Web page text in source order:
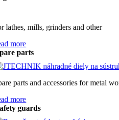
lathes, mills, grinders and other
more
parts
parts and accessories for metal
more
guards